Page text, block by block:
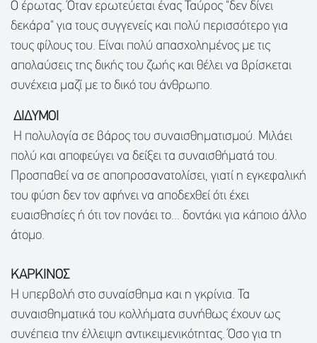
Ο έρωτας. Όταν ερωτεύεται ένας Ταύρος "δεν δίνει
δεκάρα" για τους συγγενείς και πολύ περισσότερο για
τους φίλους του. Είναι πολύ απασχολημένος με τις
απολαύσεις της δικής του ζωής και θέλει να βρίσκεται
συνέχεια μαζί με το δικό του άνθρωπο.
ΔΙΔΥΜΟΙ
Η πολυλογία σε βάρος του συναισθηματισμού. Μιλάει
πολύ και αποφεύγει να δείξει τα συναισθήματά του.
Προσπαθεί να σε αποπροσανατολίσει, γιατί η εγκεφαλική
του φύση δεν τον αφήνει να αποδεχθεί ότι έχει
ευαισθησίες ή ότι τον πονάει το... δοντάκι για κάποιο άλλο
άτομο.
ΚΑΡΚΙΝΟΣ
Η υπερβολή στο συναίσθημα και η γκρίνια. Τα
συναισθηματικά του κολλήματα συνήθως έχουν ως
συνέπεια την έλλειψη αντικειμενικότητας. Όσο για τη